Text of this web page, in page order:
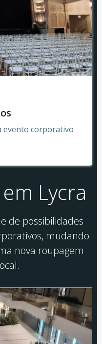
evento corporativo
Lycra
de possibilidades
mudando
nova roupagem